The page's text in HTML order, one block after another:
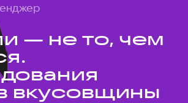
— не то, чем
вкусовщины